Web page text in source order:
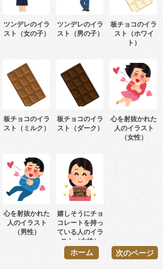
ツンデレのイラ
スト（女の子）
ツンデレのイラ
スト（男の子）
板チョコのイラ
スト（ホワイ
ト）
板チョコのイラ
スト（ミルク）
板チョコのイラ
スト（ダーク）
心を射抜かれた
人のイラスト
（女性）
心を射抜かれた
人のイラスト
（男性）
嬉しそうにチョ
コレートを持っ
ている人のイラ
スト（女性）
次のページ
ホーム